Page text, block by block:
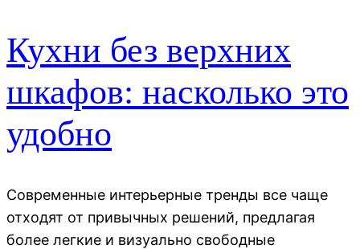
Кухни без верхних
шкафов: насколько это
удобно
Современные интерьерные тренды все чаще
отходят от привычных решений, предлагая
более легкие и визуально свободные